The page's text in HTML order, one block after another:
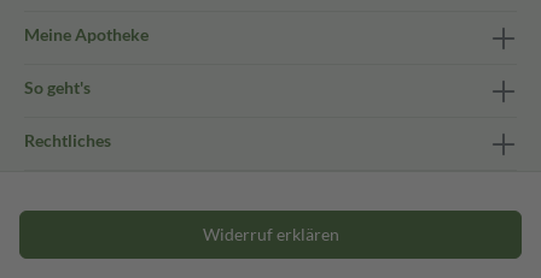
Meine Apotheke
So geht's
Rechtliches
Widerruf erklären